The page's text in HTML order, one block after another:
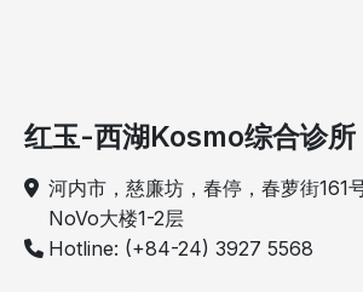
红玉-西湖Kosmo综合诊所
河内市，慈廉坊，春停，春萝街161
NoVo大楼1-2层
Hotline: (+84-24) 3927 5568